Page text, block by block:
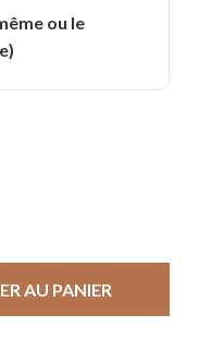
ou le
AU PANIER